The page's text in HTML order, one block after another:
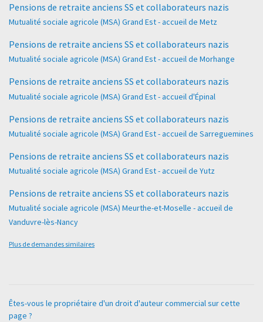
Pensions de retraite anciens SS et collaborateurs nazis
Mutualité sociale agricole (MSA) Grand Est - accueil de Metz
Pensions de retraite anciens SS et collaborateurs nazis
Mutualité sociale agricole (MSA) Grand Est - accueil de Morhange
Pensions de retraite anciens SS et collaborateurs nazis
Mutualité sociale agricole (MSA) Grand Est - accueil d'Épinal
Pensions de retraite anciens SS et collaborateurs nazis
Mutualité sociale agricole (MSA) Grand Est - accueil de Sarreguemines
Pensions de retraite anciens SS et collaborateurs nazis
Mutualité sociale agricole (MSA) Grand Est - accueil de Yutz
Pensions de retraite anciens SS et collaborateurs nazis
Mutualité sociale agricole (MSA) Meurthe-et-Moselle - accueil de
Vanduvre-lès-Nancy
Plus de demandes similaires
Êtes-vous le propriétaire d'un droit d'auteur commercial sur cette
page ?